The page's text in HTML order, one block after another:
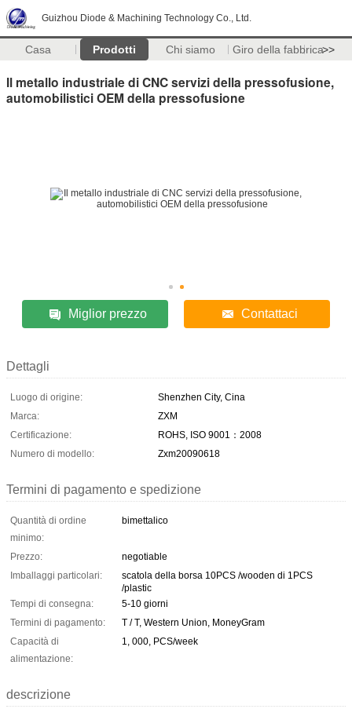
Guizhou Diode & Machining Technology Co., Ltd.
Casa Prodotti Chi siamo Giro della fabbrica>>
Il metallo industriale di CNC servizi della pressofusione,
automobilistici OEM della pressofusione
Miglior prezzo Contattaci
Dettagli
Luogo di origine:
Shenzhen City, Cina
Marca:
ZXM
Certificazione:
ROHS, ISO 9001：2008
Numero di modello:
Zxm20090618
Termini di pagamento e spedizione
Quantità di ordine
minimo:
bimettalico
Prezzo:
negotiable
Imballaggi particolari:
scatola della borsa 10PCS /wooden di 1PCS
/plastic
Tempi di consegna:
5-10 giorni
Termini di pagamento:
T / T, Western Union, MoneyGram
Capacità di
alimentazione:
1, 000, PCS/week
descrizione